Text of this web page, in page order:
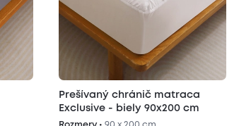
Prešívaný chránič matraca
Exclusive - biely 90x200 cm